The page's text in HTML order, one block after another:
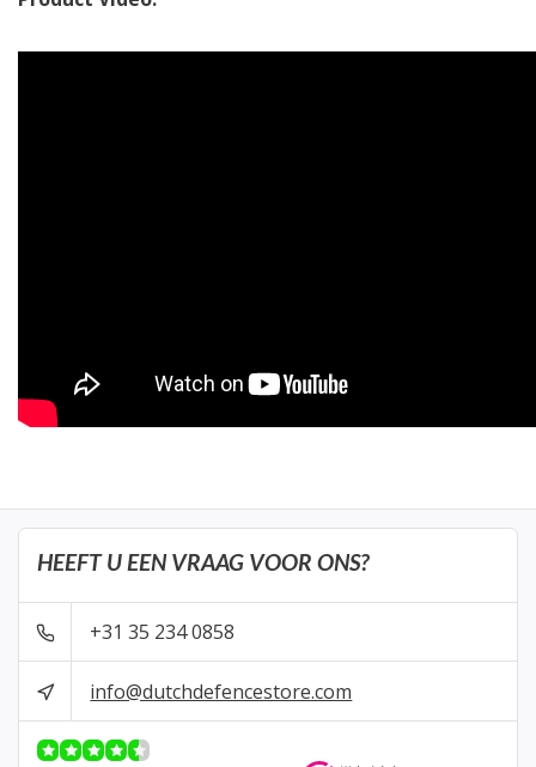
HEEFT U EEN VRAAG VOOR ONS?
+31 35 234 0858
info@dutchdefencestore.com